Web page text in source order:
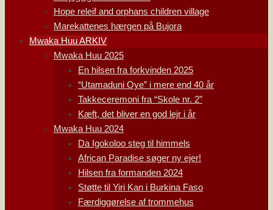
Hope releif and orphans children village
Marekattenes hærgen på Bujora
Mwaka Huu ARKIV
Mwaka Huu 2025
En hilsen fra forkvinden 2025
“Utamaduni Oye” i mere end 40 år
Takkeceremoni fra “Skole nr. 2”
Kæft, det bliver en god lejr i år
Mwaka Huu 2024
Da Igokoloo steg til himmels
African Paradise søger ny ejer!
Hilsen fra formanden 2024
Støtte til Yiri Kan i Burkina Faso
Færdiggørelse af trommehus